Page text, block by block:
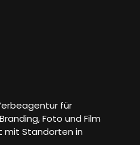
für
Foto und Film
mit Standorten in